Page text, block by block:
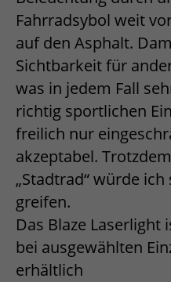
Fahrradsybol weit
auf den Asphalt.
Sichtbarkeit für
was in jedem Fall
richtig sportlichen
freilich nur
akzeptabel.
„Stadtrad“ würde
greifen.
Das Blaze Laserlight
bei ausgewählten
erhältlich